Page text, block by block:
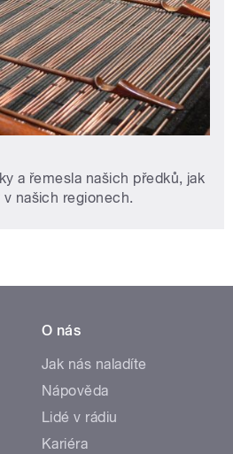
a řemesla našich předků, jak
našich regionech.
O nás
Jak nás naladíte
Nápověda
Lidé v rádiu
Kariéra